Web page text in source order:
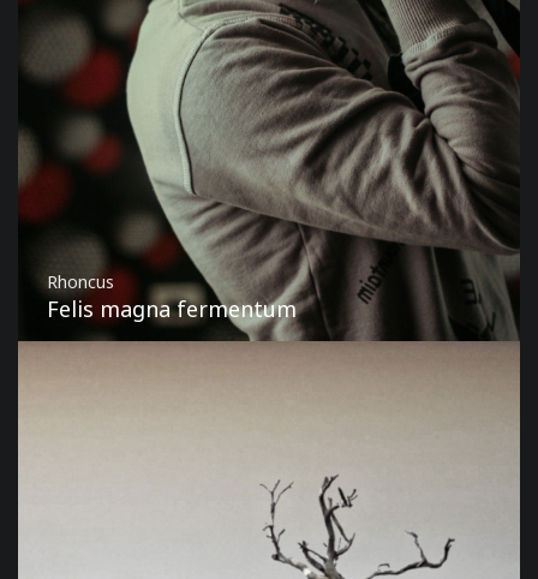
Rhoncus
Felis magna fermentum